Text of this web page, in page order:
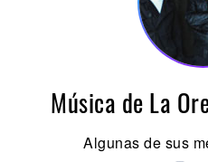
Música de La
Algunas de sus